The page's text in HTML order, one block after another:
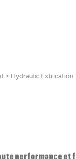
> Hydraulic Extrication
performance et